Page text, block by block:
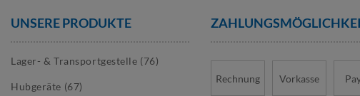
UNSERE PRODUKTE
Lager- & Transportgestelle (76)
Hubgeräte (67)
Rechnung Vorkasse